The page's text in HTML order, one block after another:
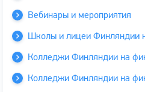
Вебинары и мероприятия
Школы и лицеи Финляндии
Колледжи Финляндии на
Колледжи Финляндии на